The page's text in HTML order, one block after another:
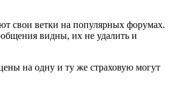
свои ветки на популярных форумах.
видны, их не удалить и
на одну и ту же страховую могут